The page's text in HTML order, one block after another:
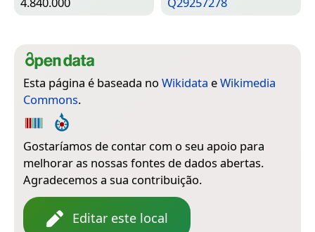
Esta página é baseada no Wikidata eWikimedia
Commons.
Gostaríamos de contar com o seu apoio para
melhorar as nossas fontes de dados abertas.
Agradecemos a sua contribuição.
Editar este local